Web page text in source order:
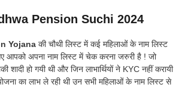
Pension Suchi 2024
Yojana की चौथी लिस्ट में कई महिलाओं के नाम लिस्ट
आपको अपना नाम लिस्ट में चेक करना जरुरी है ! जो
शादी हो गयी थी और जिन लाभार्थियों ने KYC नहीं करायी
का लाभ ले रही थी उन सभी महिलाओं के नाम लिस्ट से